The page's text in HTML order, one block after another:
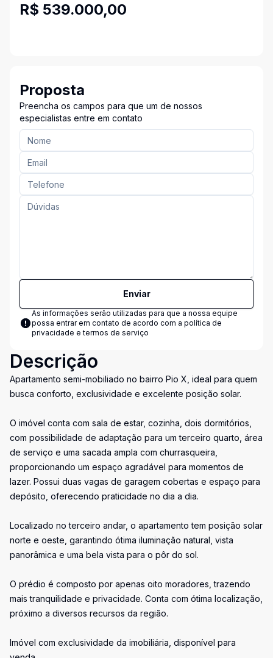
R$ 539.000,00
Proposta
Preencha os campos para que um de nossos
especialistas entre em contato
Enviar
As informações serão utilizadas para que a nossa equipe
possa entrar em contato de acordo com a política de
privacidade e termos de serviço
Descrição
Apartamento semi-mobiliado no bairro Pio X, ideal para quem
busca conforto, exclusividade e excelente posição solar.
O imóvel conta com sala de estar, cozinha, dois dormitórios,
com possibilidade de adaptação para um terceiro quarto, área
de serviço e uma sacada ampla com churrasqueira,
proporcionando um espaço agradável para momentos de
lazer. Possui duas vagas de garagem cobertas e espaço para
depósito, oferecendo praticidade no dia a dia.
Localizado no terceiro andar, o apartamento tem posição solar
norte e oeste, garantindo ótima iluminação natural, vista
panorâmica e uma bela vista para o pôr do sol.
O prédio é composto por apenas oito moradores, trazendo
mais tranquilidade e privacidade. Conta com ótima localização,
próximo a diversos recursos da região.
Imóvel com exclusividade da imobiliária, disponível para